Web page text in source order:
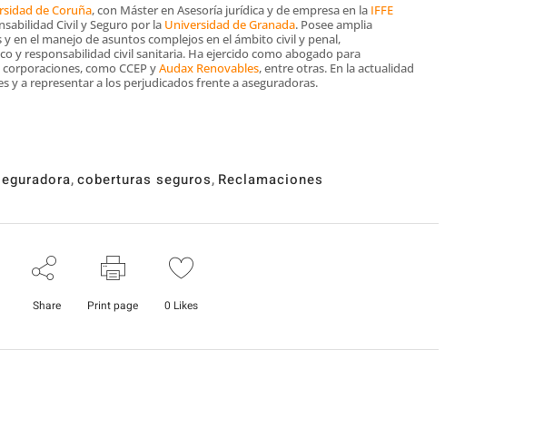
de Coruña, con Máster en Asesoría jurídica y de empresa en la IFFE
Civil y Seguro por la Universidad de Granada. Posee amplia
en el manejo de asuntos complejos en el ámbito civil y penal,
y responsabilidad civil sanitaria. Ha ejercido como abogado para
como CCEP yAudax Renovables, entre otras. En la actualidad
y a representar a los perjudicados frente a aseguradoras.
,coberturas seguros, Reclamaciones
Share Print page 0 Likes